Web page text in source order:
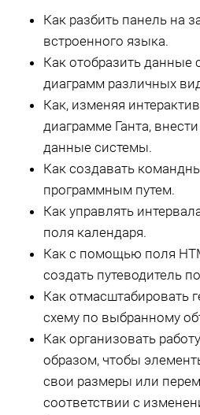
Как разбить панель на
встроенного языка.
Как отобразить
диаграмм различных
Как, изменяя
диаграмме Ганта,
данные системы.
Как создавать
программным путем.
Как управлять
поля календаря.
Как с помощью поля
создать путеводитель
Как отмасштабировать
схему по выбранному
Как организовать
образом, чтобы
свои размеры или
соответствии с